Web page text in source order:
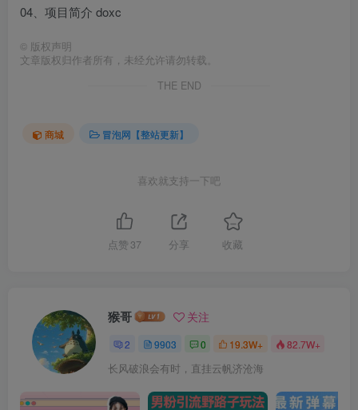
04、项目简介 doxc
© 版权声明
文章版权归作者所有，未经允许请勿转载。
THE END
商城 冒泡网【整站更新】
喜欢就支持一下吧
点赞 37 分享 收藏
猴哥 关注
2 9903 0 19.3W+ 82.7W+
长风破浪会有时，直挂云帆济沧海